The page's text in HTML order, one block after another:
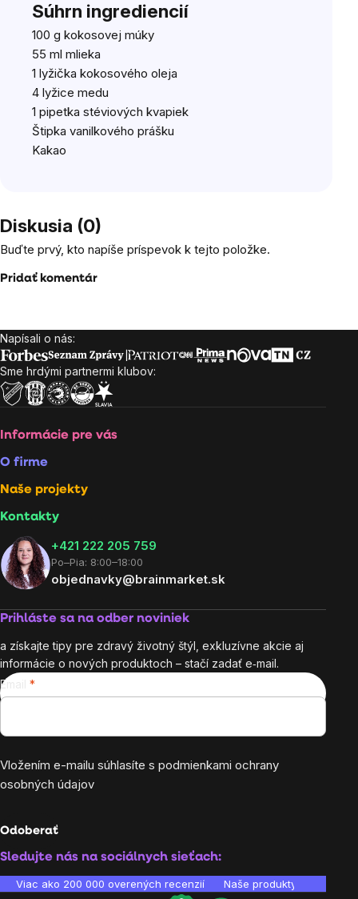
Súhrn ingrediencií
100 g kokosovej múky
55 ml mlieka
1 lyžička kokosového oleja
4 lyžice medu
1 pipetka stéviových kvapiek
Štipka vanilkového prášku
Kakao
Diskusia (0)
Buďte prvý, kto napíše príspevok k tejto položke.
Pridať komentár
Zápätie
Napísali o nás:
Sme hrdými partnermi klubov:
Informácie pre vás
O firme
Naše projekty
Kontakty
+421 222 205 759
Po–Pia: 8:00–18:00
objednavky@brainmarket.sk
Prihláste sa na odber noviniek
a získajte tipy pre zdravý životný štýl, exkluzívne akcie aj
informácie o nových produktoch – stačí zadať e‑mail.
Email
Vložením e-mailu súhlasíte s podmienkami ochrany
osobných údajov
Odoberať
Sledujte nás na sociálnych sieťach:
Viac ako 200 000 overených recenzií Naše produkty sú